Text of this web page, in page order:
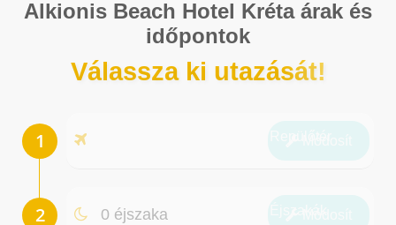
Alkionis Beach Hotel Kréta árak és
időpontok
Válassza ki utazását!
0 éjszaka